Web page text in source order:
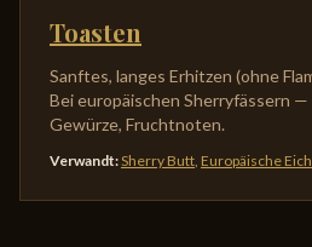
Toasten
Sanftes, langes Erhitzen (ohne
Bei europäischen Sherryfässern
Gewürze, Fruchtnoten.
Verwandt:Sherry Butt, Europäische